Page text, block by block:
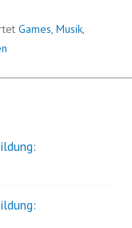
9.12.
Melanie
Games, Musik,